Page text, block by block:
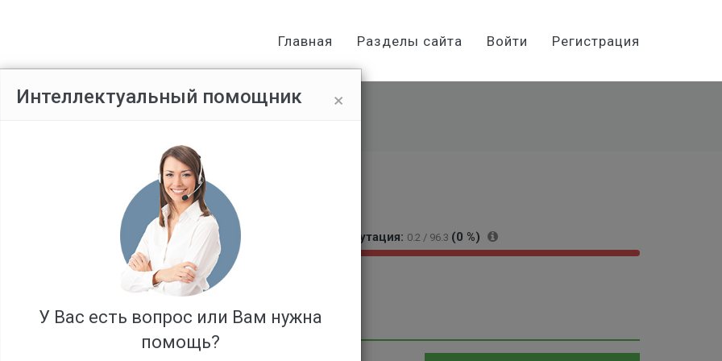
Главная Разделы сайта Войти Регистрация
Пользователь # 86177
0 / 378416 (0 %)
1
0
%
Репутация: 0.2 / 96.3 (0 %)
Положительные отзывы:0 / 0(0 %)
0
0
×
Интеллектуальный помощник
У Вас есть вопрос или Вам нужна
помощь?